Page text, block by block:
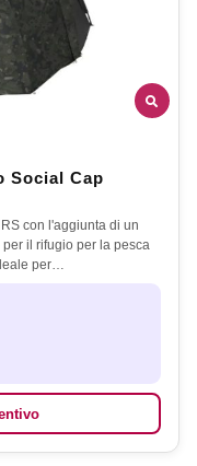
Social Cap
con l'aggiunta di un
il rifugio per la pesca
per…